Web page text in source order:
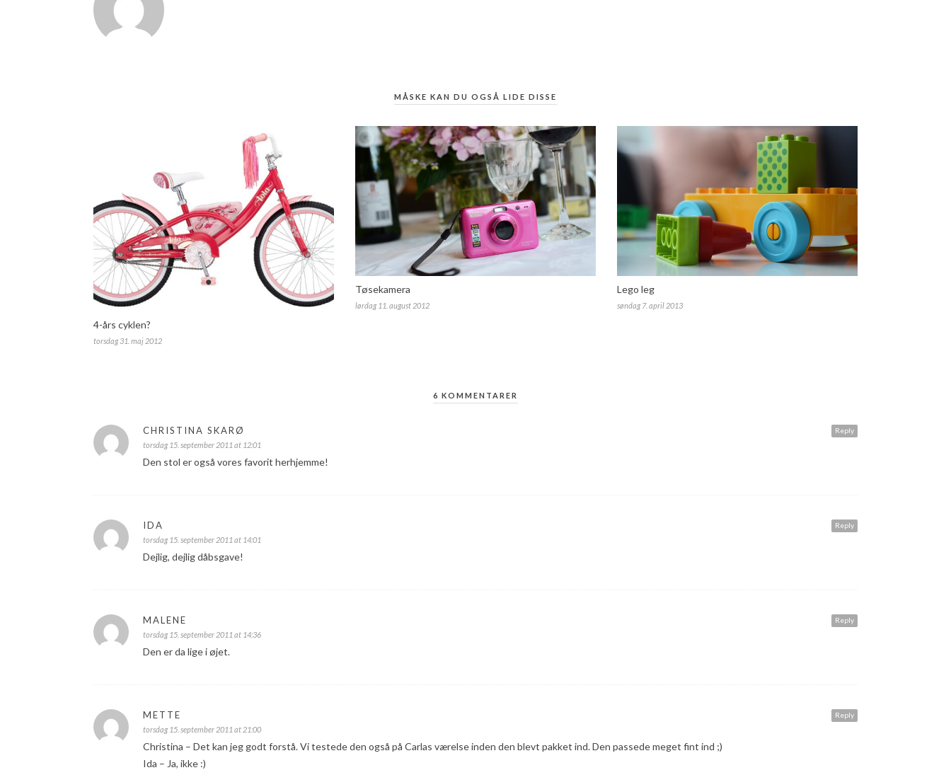
MÅSKE KAN DU OGSÅ LIDE DISSE
4-års cyklen?
torsdag 31. maj 2012
Tøsekamera
lørdag 11. august 2012
Lego leg
søndag 7. april 2013
6 KOMMENTARER
Reply
CHRISTINA SKARØ
torsdag 15. september 2011 at 12:01
Den stol er også vores favorit herhjemme!
Reply
IDA
torsdag 15. september 2011 at 14:01
Dejlig, dejlig dåbsgave!
Reply
MALENE
torsdag 15. september 2011 at 14:36
Den er da lige i øjet.
Reply
METTE
torsdag 15. september 2011 at 21:00
Christina – Det kan jeg godt forstå. Vi testede den også på Carlas værelse inden den blevt pakket ind. Den passede meget fint ind ;)
Ida – Ja, ikke :)